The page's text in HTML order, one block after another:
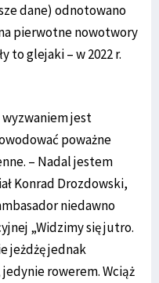
dane) odnotowano
pierwotne nowotwory
to glejaki – w 2022 r.
jest
poważne
– Nadal jestem
Konrad Drozdowski,
niedawno
„Widzimy się jutro.
jeżdżę jednak
rowerem. Wciąż